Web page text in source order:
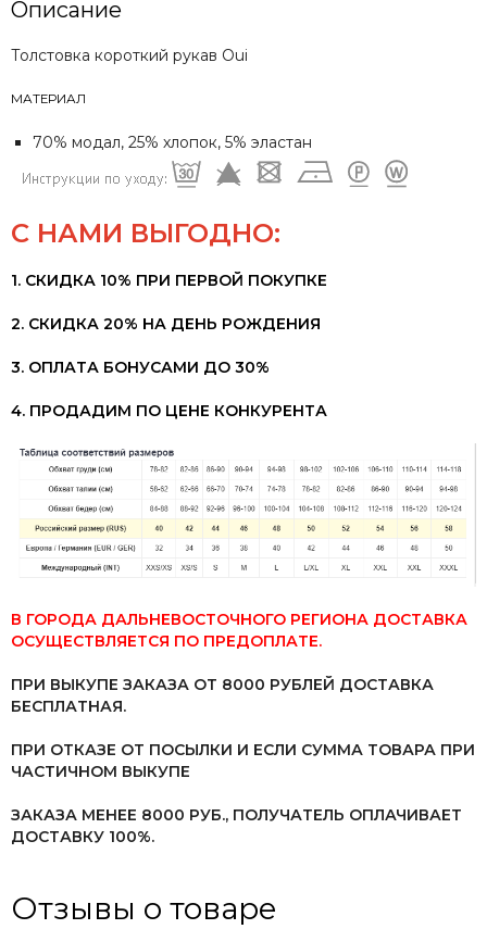
Описание
Толстовка короткий рукав Oui
МАТЕРИАЛ
70% модал, 25% хлопок, 5% эластан
С НАМИ ВЫГОДНО:
1. СКИДКА 10% ПРИ ПЕРВОЙ ПОКУПКЕ
2. СКИДКА 20% НА ДЕНЬ РОЖДЕНИЯ
3. ОПЛАТА БОНУСАМИ ДО 30%
4. ПРОДАДИМ ПО ЦЕНЕ КОНКУРЕНТА
В ГОРОДА ДАЛЬНЕВОСТОЧНОГО РЕГИОНА ДОСТАВКА
ОСУЩЕСТВЛЯЕТСЯ ПО ПРЕДОПЛАТЕ.
ПРИ ВЫКУПЕ ЗАКАЗА ОТ 8000 РУБЛЕЙ ДОСТАВКА
БЕСПЛАТНАЯ.
ПРИ ОТКАЗЕ ОТ ПОСЫЛКИ И ЕСЛИ СУММА ТОВАРА ПРИ
ЧАСТИЧНОМ ВЫКУПЕ
ЗАКАЗА МЕНЕЕ 8000 РУБ., ПОЛУЧАТЕЛЬ ОПЛАЧИВАЕТ
ДОСТАВКУ 100%.
Отзывы о товаре